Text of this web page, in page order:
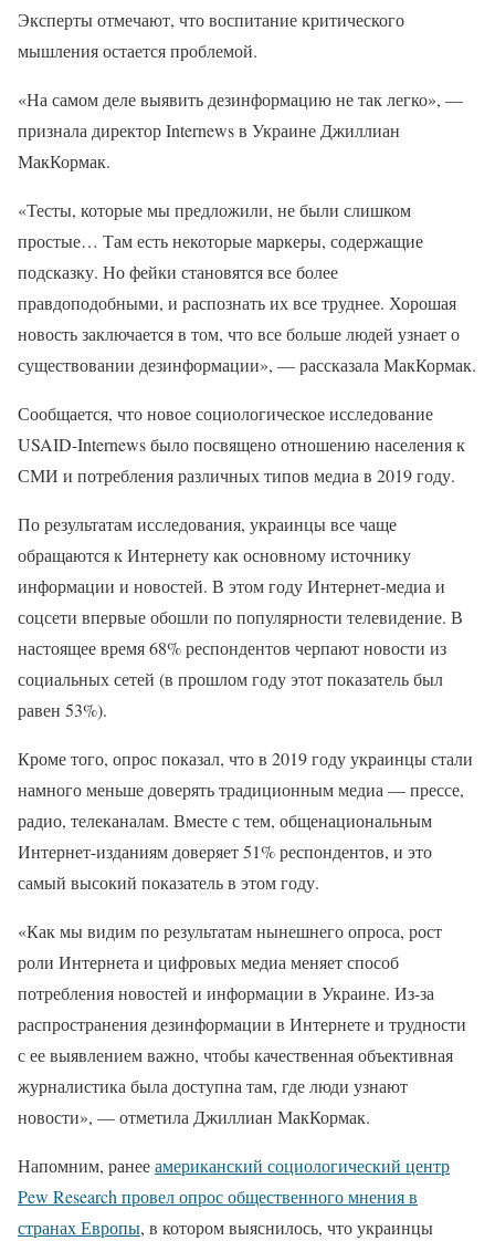
Эксперты отмечают, что воспитание критического
мышления остается проблемой.
«На самом деле выявить дезинформацию не так легко», —
признала директор Internews в Украине Джиллиан
МакКормак.
«Тесты, которые мы предложили, не были слишком
простые… Там есть некоторые маркеры, содержащие
подсказку. Но фейки становятся все более
правдоподобными, и распознать их все труднее. Хорошая
новость заключается в том, что все больше людей узнает о
существовании дезинформации», — рассказала МакКормак.
Сообщается, что новое социологическое исследование
USAID-Internews было посвящено отношению населения к
СМИ и потребления различных типов медиа в 2019 году.
По результатам исследования, украинцы все чаще
обращаются к Интернету как основному источнику
информации и новостей. В этом году Интернет-медиа и
соцсети впервые обошли по популярности телевидение. В
настоящее время 68% респондентов черпают новости из
социальных сетей (в прошлом году этот показатель был
равен 53%).
Кроме того, опрос показал, что в 2019 году украинцы стали
намного меньше доверять традиционным медиа — прессе,
радио, телеканалам. Вместе с тем, общенациональным
Интернет-изданиям доверяет 51% респондентов, и это
самый высокий показатель в этом году.
«Как мы видим по результатам нынешнего опроса, рост
роли Интернета и цифровых медиа меняет способ
потребления новостей и информации в Украине. Из-за
распространения дезинформации в Интернете и трудности
с ее выявлением важно, чтобы качественная объективная
журналистика была доступна там, где люди узнают
новости», — отметила Джиллиан МакКормак.
Напомним, ранееамериканский социологический центр
Pew Research провел опрос общественного мнения в
странах Европы, в котором выяснилось, что украинцы